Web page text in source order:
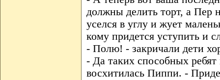
должны делить торт, а Пер
уселся в углу и жует
кому придется уступить и
- Полю! - закричали дети
- Да таких способных
восхитилась Пиппи. -